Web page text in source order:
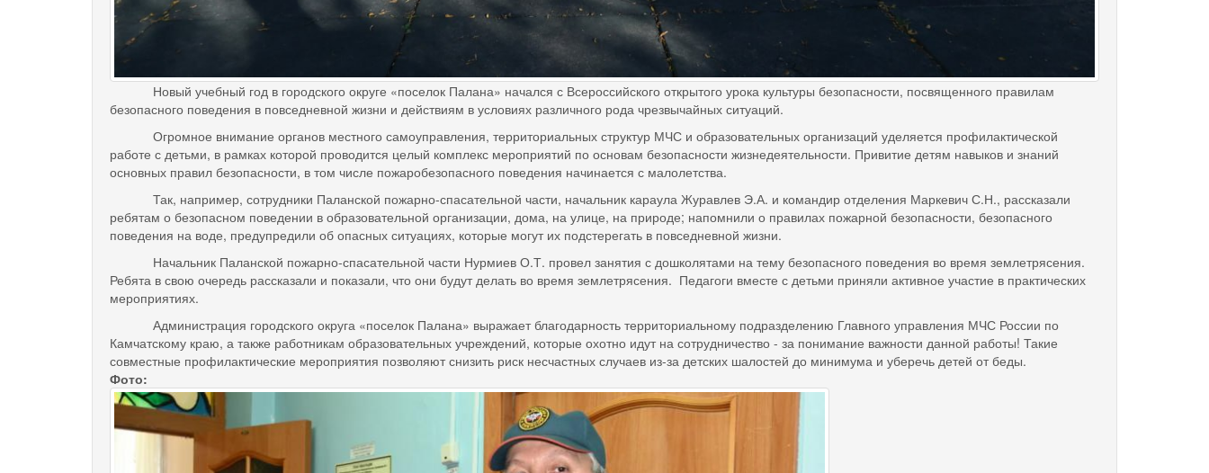
Новый учебный год в городского округе «поселок Палана» начался с Всероссийского открытого урока культуры безопасности, посвященного правилам
безопасного поведения в повседневной жизни и действиям в условиях различного рода чрезвычайных ситуаций.
Огромное внимание органов местного самоуправления, территориальных структур МЧС и образовательных организаций уделяется профилактической
работе с детьми, в рамках которой проводится целый комплекс мероприятий по основам безопасности жизнедеятельности. Привитие детям навыков и знаний
основных правил безопасности, в том числе пожаробезопасного поведения начинается с малолетства.
Так, например, сотрудники Паланской пожарно-спасательной части, начальник караула Журавлев Э.А. и командир отделения Маркевич С.Н., рассказали
ребятам о безопасном поведении в образовательной организации, дома, на улице, на природе; напомнили о правилах пожарной безопасности, безопасного
поведения на воде, предупредили об опасных ситуациях, которые могут их подстерегать в повседневной жизни.
Начальник Паланской пожарно-спасательной части Нурмиев О.Т. провел занятия с дошколятами на тему безопасного поведения во время землетрясения.
Ребята в свою очередь рассказали и показали, что они будут делать во время землетрясения. Педагоги вместе с детьми приняли активное участие в практических
мероприятиях.
Администрация городского округа «поселок Палана» выражает благодарность территориальному подразделению Главного управления МЧС России по
Камчатскому краю, а также работникам образовательных учреждений, которые охотно идут на сотрудничество - за понимание важности данной работы! Такие
совместные профилактические мероприятия позволяют снизить риск несчастных случаев из-за детских шалостей до минимума и уберечь детей от беды.
Фото: